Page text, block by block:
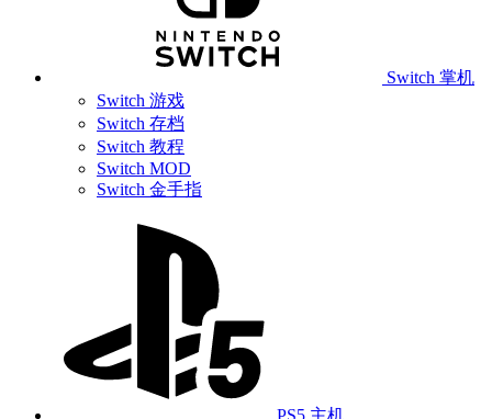
Switch 掌机
Switch 游戏
Switch 存档
Switch 教程
Switch MOD
Switch 金手指